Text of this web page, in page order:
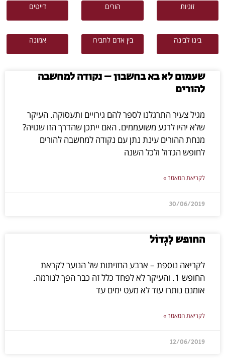
זוגיות הורים דייטים
בינו לבינה בין אדם לחבירו אמונה
שעמום לא בא בחשבון – נקודה למחשבה
להורים
מגיל צעיר התרגלנו לספר להם גירויים ותעסוקה. העיקר
שלא יהיו לרגע משועממים. האם ייתכן שהדרך הזו שגויה?
מנחת ההורים עינת נתן עם נקודה למחשבה להורים
לחופש הגדול ולכל השנה
לקריאת המאמר »
30/06/2019
החופש לִגְדוֹל
לקריאה נוספת – ארבע החזיתות של הנוער לקראת
החופש 1. והעיקר לא לפחד כלל זה כבר הפך לנורמה.
אומנם נותרו עוד לא מעט ימים עד
לקריאת המאמר »
12/06/2019